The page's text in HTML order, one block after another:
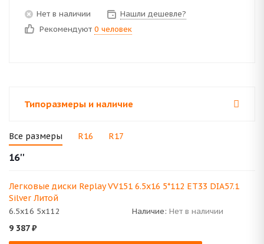
Нет в наличии
Нашли дешевле?
Рекомендуют 0 человек
Типоразмеры и наличие
Все размеры R16 R17
16''
Легковые диски Replay VV151 6.5x16 5*112 ET33 DIA57.1
Silver Литой
6.5x16 5x112 Наличие: Нет в наличии
9 387₽